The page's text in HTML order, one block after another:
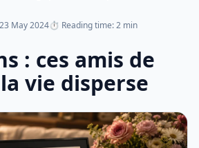
May 2024⏱ Reading time: 2 min
: ces amis de
vie disperse